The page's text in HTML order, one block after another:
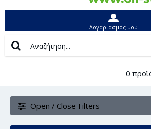
Λογαριασμός μου
0
Open / Close Filters